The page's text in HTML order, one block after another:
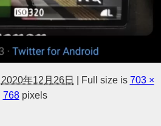
2020年12月26日 Full size is 703 ×
768pixels